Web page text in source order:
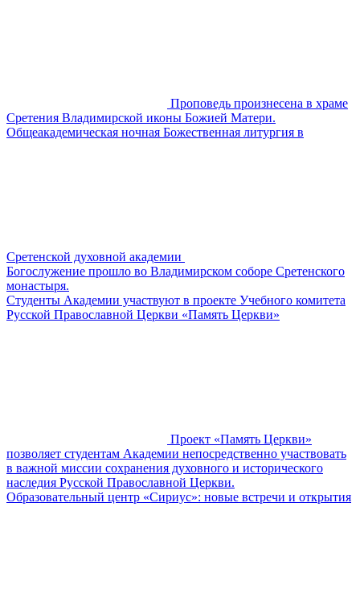
Проповедь произнесена в храме
Сретения Владимирской иконы Божией Матери.
Общеакадемическая ночная Божественная литургия в
Сретенской духовной академии
Богослужение прошло во Владимирском соборе Сретенского
монастыря.
​​Студенты Академии участвуют в проекте Учебного комитета
Русской Православной Церкви «Память Церкви»
Проект «Память Церкви»
позволяет студентам Академии непосредственно участвовать
в важной миссии сохранения духовного и исторического
наследия Русской Православной Церкви.
Образовательный центр «Сириус»: новые встречи и открытия